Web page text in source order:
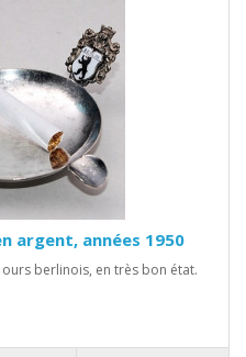
argent, années 1950
berlinois, en très bon état.